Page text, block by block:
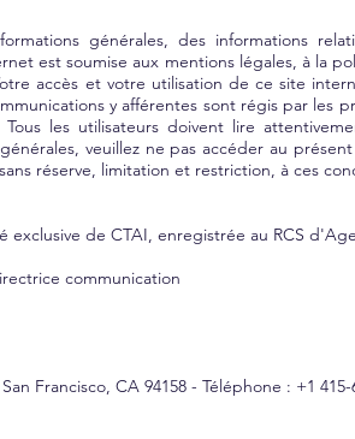
générales, des informations
est soumise aux mentions légales, à la
accès et votre utilisation de ce site
y afférentes sont régis par les
les utilisateurs doivent lire
veuillez ne pas accéder au
réserve, limitation et restriction, à ces
de CTAI, enregistrée au RCS
communication
Francisco, CA 94158 - Téléphone : +1 415-